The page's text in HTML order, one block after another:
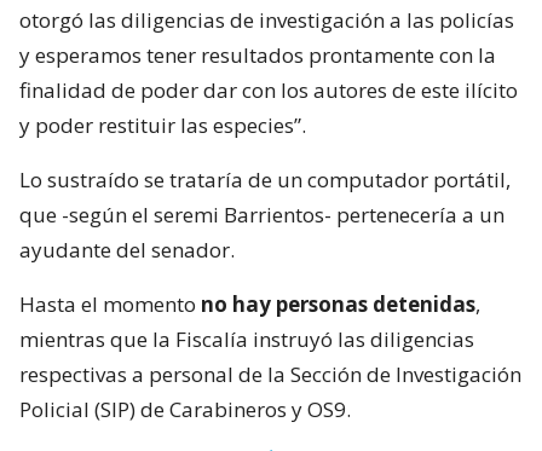
otorgó las diligencias de investigación a las policías
y esperamos tener resultados prontamente con la
finalidad de poder dar con los autores de este ilícito
y poder restituir las especies”.
Lo sustraído se trataría de un computador portátil,
que -según el seremi Barrientos- pertenecería a un
ayudante del senador.
Hasta el momento no hay personas detenidas,
mientras que la Fiscalía instruyó las diligencias
respectivas a personal de la Sección de Investigación
Policial (SIP) de Carabineros y OS9.